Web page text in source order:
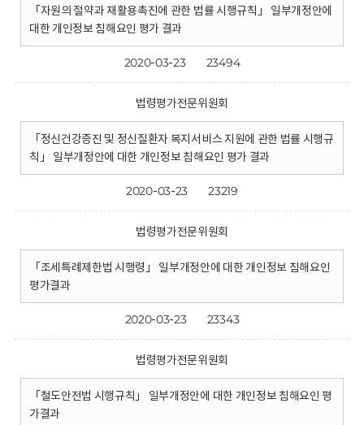
「자원의 절약과 재활용촉진에 관한 법률 시행규칙」 일부개정안에
대한 개인정보 침해요인 평가 결과
2020-03-23 23494
법령평가전문위원회
「정신건강증진 및 정신질환자 복지서비스 지원에 관한 법률 시행규
칙」 일부개정안에 대한 개인정보 침해요인 평가 결과
2020-03-23 23219
법령평가전문위원회
「조세특례제한법 시행령」 일부개정안에 대한 개인정보 침해요인
평가결과
2020-03-23 23343
법령평가전문위원회
「철도안전법 시행규칙」 일부개정안에 대한 개인정보 침해요인 평
가결과